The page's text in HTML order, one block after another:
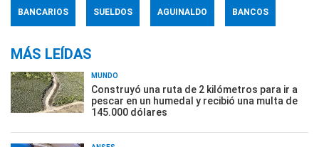
BANCARIOS SUELDOS AGUINALDO BANCOS
MÁS LEÍDAS
MUNDO
Construyó una ruta de 2 kilómetros para ir a
pescar en un humedal y recibió una multa de
145.000 dólares